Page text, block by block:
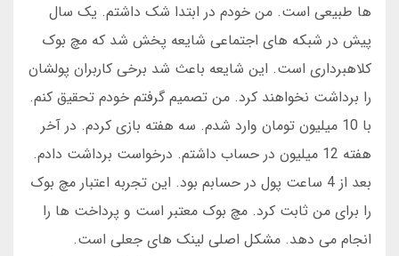
ها طبیعی است. من خودم در ابتدا شک داشتم. یک سال
پیش در شبکه های اجتماعی شایعه پخش شد که مچ بوک
کلاهبرداری است. این شایعه باعث شد برخی کاربران پولشان
را برداشت نخواهند کرد. من تصمیم گرفتم خودم تحقیق کنم.
با 10 میلیون تومان وارد شدم. سه هفته بازی کردم. در آخر
هفته 12 میلیون در حساب داشتم. درخواست برداشت دادم.
بعد از 4 ساعت پول در حسابم بود. این تجربه اعتبار مچ بوک
را برای من ثابت کرد. مچ بوک معتبر است و پرداخت ها را
انجام می دهد. مشکل اصلی لینک های جعلی است.